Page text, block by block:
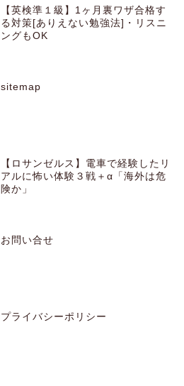
【英検準１級】1ヶ月裏ワザ合格す
る対策[ありえない勉強法]・リスニ
ングもOK
sitemap
【ロサンゼルス】電車で経験したリ
アルに怖い体験３戦＋α「海外は危
険か」
お問い合せ
プライバシーポリシー